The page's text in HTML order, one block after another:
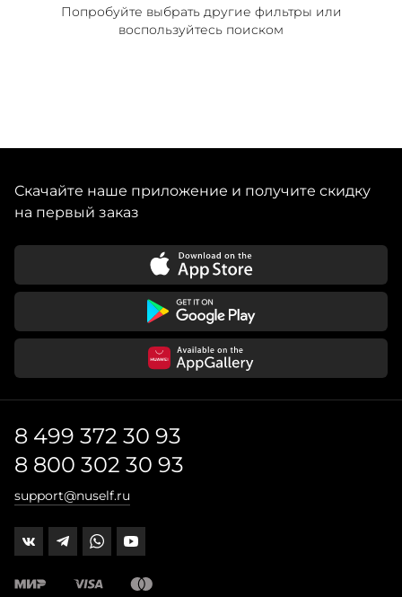
Попробуйте выбрать другие фильтры или
воспользуйтесь поиском
Скачайте наше приложение и получите скидку
на первый заказ
8 499 372 30 93
8 800 302 30 93
support@nuself.ru